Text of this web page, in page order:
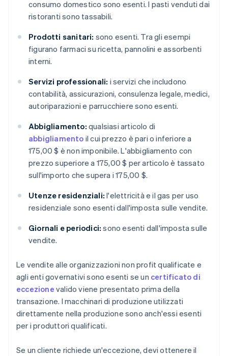
consumo domestico sono esenti. I pasti venduti dai
ristoranti sono tassabili.
Prodotti sanitari: sono esenti. Tra gli esempi
figurano farmaci su ricetta, pannolini e assorbenti
interni.
Servizi professionali: i servizi che includono
contabilità, assicurazioni, consulenza legale, medici,
autoriparazioni e parrucchiere sono esenti.
Abbigliamento: qualsiasi articolo di
abbigliamento il cui prezzo è pari o inferiore a
175,00 $ è non imponibile. L'abbigliamento con
prezzo superiore a 175,00 $ per articolo è tassato
sull'importo che supera i 175,00 $.
Utenze residenziali: l'elettricità e il gas per uso
residenziale sono esenti dall'imposta sulle vendite.
Giornali e periodici: sono esenti dall'imposta sulle
vendite.
Le vendite alle organizzazioni non profit qualificate e
agli enti governativi sono esenti se un certificato di
eccezione valido viene presentato prima della
transazione. I macchinari di produzione utilizzati
direttamente nella produzione sono anch'essi esenti
per i produttori qualificati.
Se un cliente richiede un'eccezione, devi ottenere il